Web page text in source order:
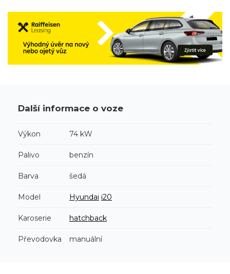
Další informace o voze
Výkon 74 kW
Palivo benzín
Barva šedá
Model Hyundai i20
Karoserie hatchback
Převodovka manuální